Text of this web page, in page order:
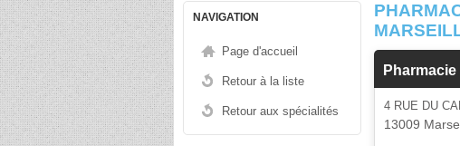
NAVIGATION
Page d'accueil
Retour à la liste
Retour aux spécialités 4 RUE DU
13009